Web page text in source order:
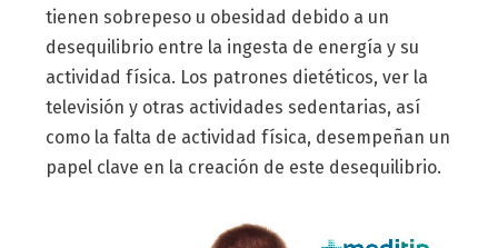
tienen sobrepeso u obesidad debido a un
desequilibrio entre la ingesta de energía y su
actividad física. Los patrones dietéticos, ver la
televisión y otras actividades sedentarias, así
como la falta de actividad física, desempeñan un
papel clave en la creación de este desequilibrio.